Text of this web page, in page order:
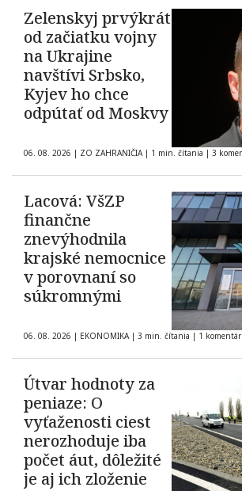
Zelenskyj prvýkrát
od začiatku vojny
na Ukrajine
navštívi Srbsko,
Kyjev ho chce
odpútať od Moskvy
06. 08. 2026 | ZO ZAHRANIČIA | 1 min. čítania | 3
Lacová: VšZP
finančne
znevýhodnila
krajské nemocnice
v porovnaní so
súkromnými
06. 08. 2026 | EKONOMIKA | 3 min. čítania | 1 komentár
Útvar hodnoty za
peniaze: O
vyťaženosti ciest
nerozhoduje iba
počet áut, dôležité
je aj ich zloženie